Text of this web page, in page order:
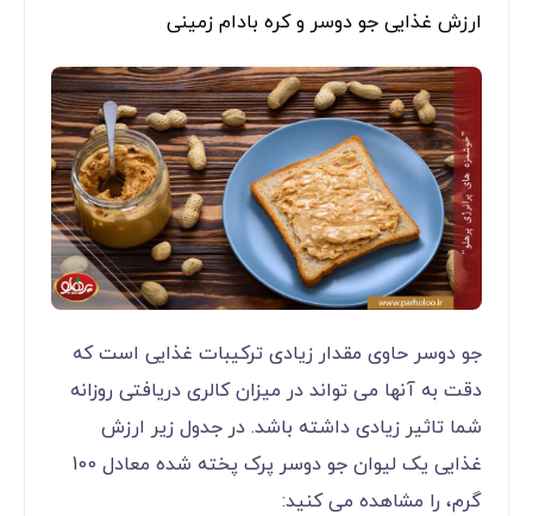
ارزش غذایی جو دوسر و کره بادام زمینی
جو دوسر حاوی مقدار زیادی ترکیبات غذایی است که
دقت به آنها می تواند در میزان کالری دریافتی روزانه
شما تاثیر زیادی داشته باشد. در جدول زیر ارزش
غذایی یک لیوان جو دوسر پرک پخته شده معادل 100
گرم، را مشاهده می کنید: